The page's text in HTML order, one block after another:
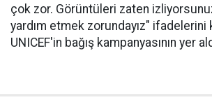
çok zor. Görüntüleri zaten
yardım etmek zorundayız" ifadelerini
UNICEF'in bağış kampanyasının yer